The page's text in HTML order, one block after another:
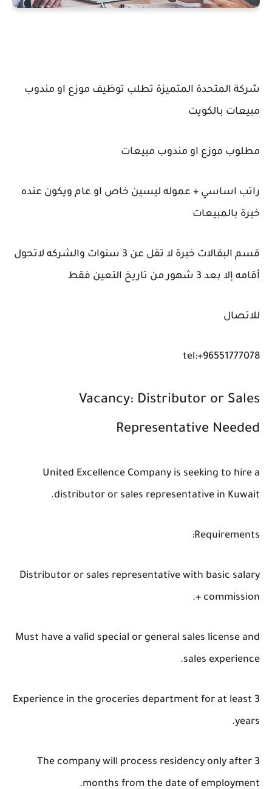
شركة المتحدة المتميزة تطلب توظيف موزع او مندوب
مبيعات بالكويت
مطلوب موزع او مندوب مبيعات
راتب اساسي + عموله ليسين خاص او عام ويكون عنده
خبرة بالمبيعات
قسم البقالات خبرة لا تقل عن 3 سنوات والشركه لاتحول
أقامه إلا بعد 3 شهور من تاريخ التعين فقط
للاتصال
tel:+96551777078
Vacancy: Distributor or Sales
Representative Needed
United Excellence Company is seeking to hire a
distributor or sales representative in Kuwait.
Requirements:
Distributor or sales representative with basic salary
+ commission.
Must have a valid special or general sales license and
sales experience.
Experience in the groceries department for at least 3
years.
The company will process residency only after 3
months from the date of employment.